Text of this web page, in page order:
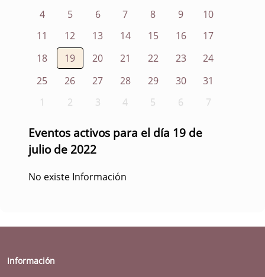
4
5 6 7 8 9
10
11
12 13 14 15 16
17
18
19 20 21 22 23
24
25
26 27 28 29 30
31
1
2 3 4 5 6 7
Eventos activos para el día 19 de
julio de 2022
No existe Información
Información